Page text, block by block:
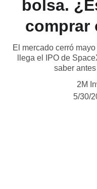
bolsa.
comprar
El mercado cerró
llega el IPO de
saber
2M
5/30/